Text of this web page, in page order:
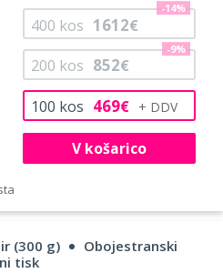
100 kos 469€
200 kos 852€
-9%
400 kos 1612€
-14%
V košarico
(300 g)
Obojestranski
tisk